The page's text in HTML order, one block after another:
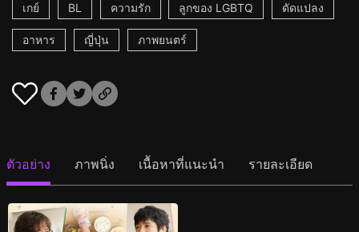
เกย์
BL ความรัก ลูกของ LGBTQ ดัดแปลง
อาหาร ญี่ปุ่น ภาพยนตร์
ตัวอย่าง ภาพนิ่ง เนื้อหาที่แนะนำ รายละเอียด